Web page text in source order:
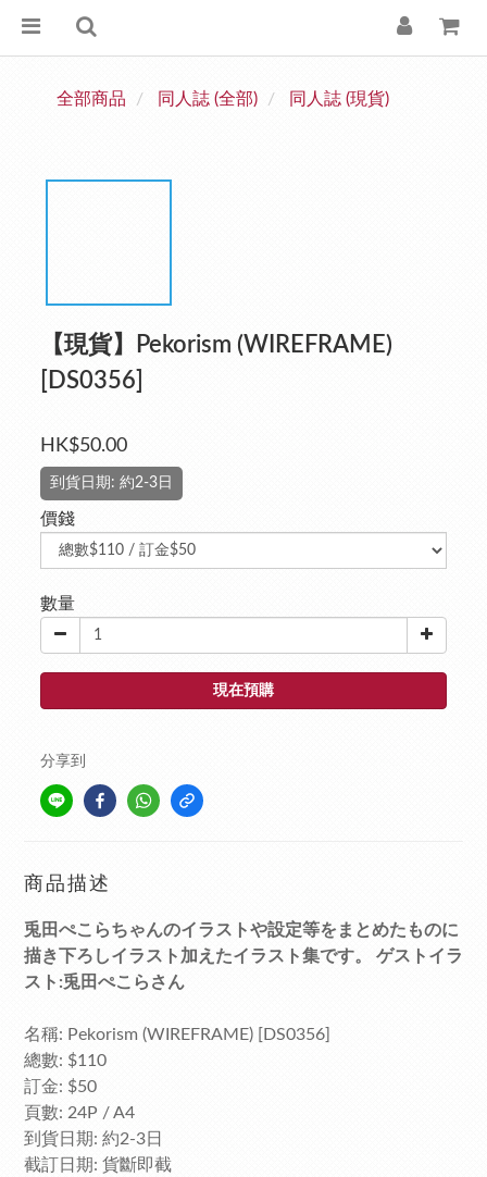
全部商品 同人誌 (全部) 同人誌 (現貨)
【現貨】Pekorism (WIREFRAME)
[DS0356]
HK$50.00
到貨日期: 約2-3日
價錢
數量
現在預購
分享到
商品描述
兎田ぺこらちゃんのイラストや設定等をまとめたものに
描き下ろしイラスト加えたイラスト集です。 ゲストイラ
スト:兎田ぺこらさん
名稱: Pekorism (WIREFRAME) [DS0356]
總數: $110
訂金: $50
頁數: 24P / A4
到貨日期: 約2-3日
截訂日期: 貨斷即截